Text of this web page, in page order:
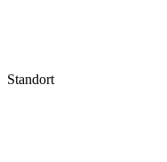
Standort